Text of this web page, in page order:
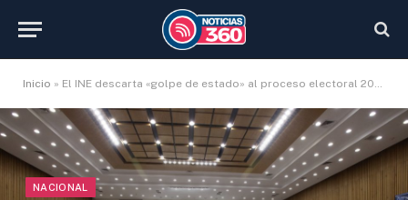
Inicio » El INE descarta «golpe de estado» al proceso electoral 2024.
NACIONAL